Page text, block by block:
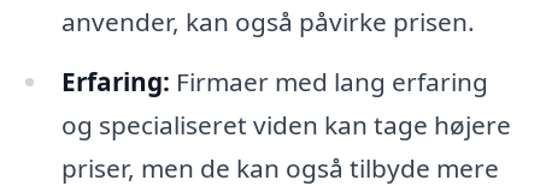
anvender, kan også påvirke prisen.
Erfaring: Firmaer med lang erfaring
og specialiseret viden kan tage højere
priser, men de kan også tilbyde mere